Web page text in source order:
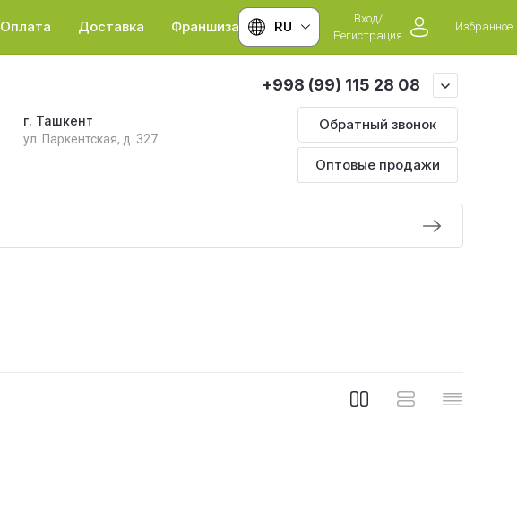
Оплата Доставка Франшиза RU
Вход/
Регистрация
Избранное
г. Ташкент
ул. Паркентская, д. 327
+998 (99) 115 28 08
Обратный звонок
Оптовые продажи